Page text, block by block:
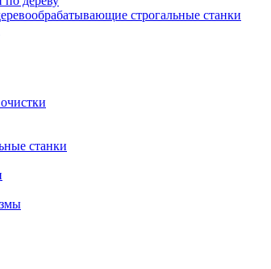
строгальные станки
станки